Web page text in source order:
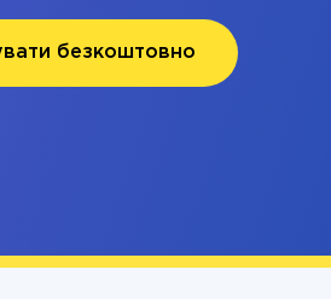
безкоштовно